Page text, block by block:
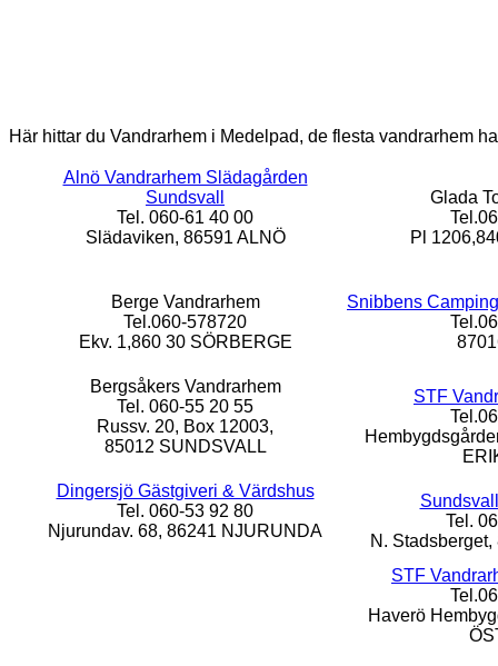
Här hittar du Vandrarhem i Medelpad, de flesta vandrarhem
Alnö Vandrarhem Slädagården
Sundsvall
Tel. 060-61 40 00
Slädaviken, 86591 ALNÖ
Glada
Pl
Berge Vandrarhem
Tel.060-578720
Ekv. 1,860 30 SÖRBERGE
Snibbens
Bergsåkers Vandrarhem
Tel. 060-55 20 55
Russv. 20, Box 12003,
85012 SUNDSVALL
STF
Dingersjö Gästgiveri & Värdshus
Tel. 060-53 92 80
Njurundav. 68, 86241 NJURUNDA
Tel.
N.
STF
Haverö